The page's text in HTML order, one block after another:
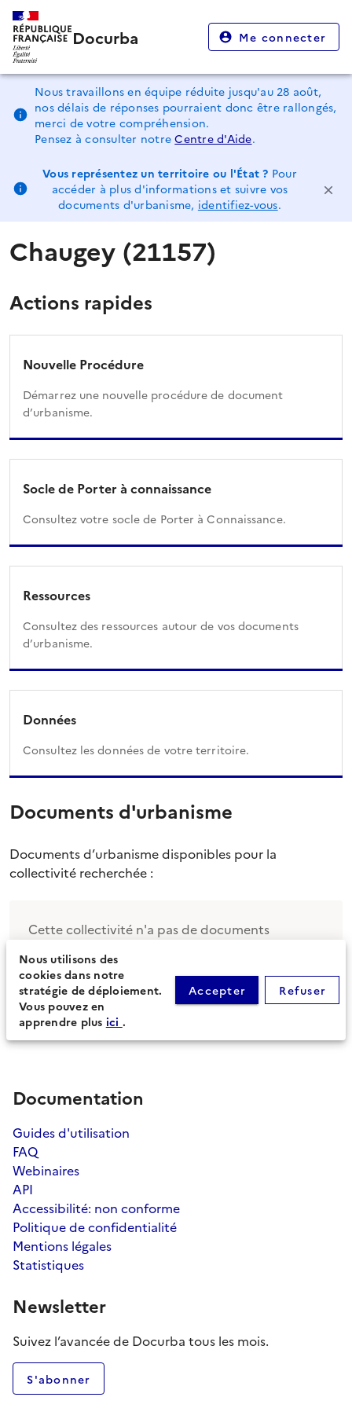
Docurba Me connecter
Nous travaillons en équipe réduite jusqu'au 28 août,
nos délais de réponses pourraient donc être rallongés,
merci de votre compréhension.
Pensez à consulter notreCentre d'Aide.
Vous représentez un territoire ou l'État ? Pour
accéder à plus d'informations et suivre vos
documents d'urbanisme, identifiez-vous.
Chaugey (21157)
Actions rapides
Nouvelle Procédure
Démarrez une nouvelle procédure de document
d’urbanisme.
Socle de Porter à connaissance
Consultez votre socle de Porter à Connaissance.
Ressources
Consultez des ressources autour de vos documents
d’urbanisme.
Données
Consultez les données de votre territoire.
Documents d'urbanisme
Documents d’urbanisme disponibles pour la
collectivité recherchée :
Cette collectivité n'a pas de documents
Documentation
Guides d'utilisation
FAQ
Webinaires
API
Accessibilité: non conforme
Politique de confidentialité
Mentions légales
Statistiques
Newsletter
Suivez l’avancée de Docurba tous les mois.
S'abonner
Nous utilisons des
cookies dans notre
stratégie de déploiement.
Vous pouvez en
apprendre plus ici .
Accepter Refuser